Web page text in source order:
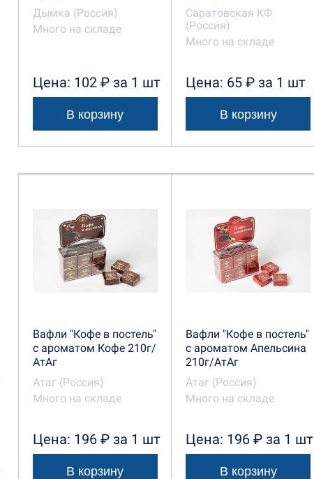
Дымка (Россия)
Много на складе
Цена: 102 ₽ за 1 шт
В корзину
Саратовская КФ
(Россия)
Много на складе
Цена: 65 ₽ за 1 шт
В корзину
Вафли "Кофе в постель"
с ароматом Кофе 210г/
АтАг
Атаг (Россия)
Много на складе
Цена: 196 ₽ за 1 шт
В корзину
Вафли "Кофе в постель"
с ароматом Апельсина
210г/АтАг
Атаг (Россия)
Много на складе
Цена: 196 ₽ за 1 шт
В корзину